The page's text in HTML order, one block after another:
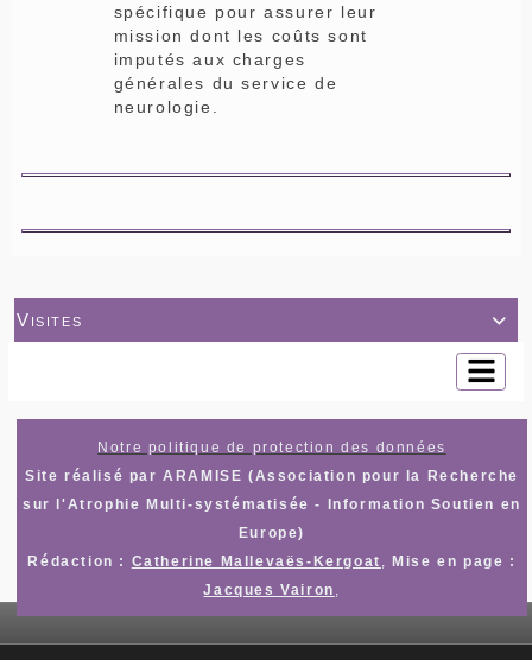
spécifique pour assurer leur
mission dont les coûts sont
imputés aux charges
générales du service de
neurologie.

Visites
Notre politique de protection des données
Site réalisé par ARAMISE (Association pour la Recherche
sur l'Atrophie Multi-systématisée - Information Soutien en
Europe)
Rédaction : Catherine Mallevaës-Kergoat
Mise en page :
Jacques Vairon